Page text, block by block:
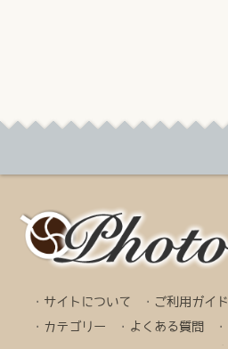
・ サイトについて ・ ご利用ガイド
・ カテゴリー ・ よくある質問 ・